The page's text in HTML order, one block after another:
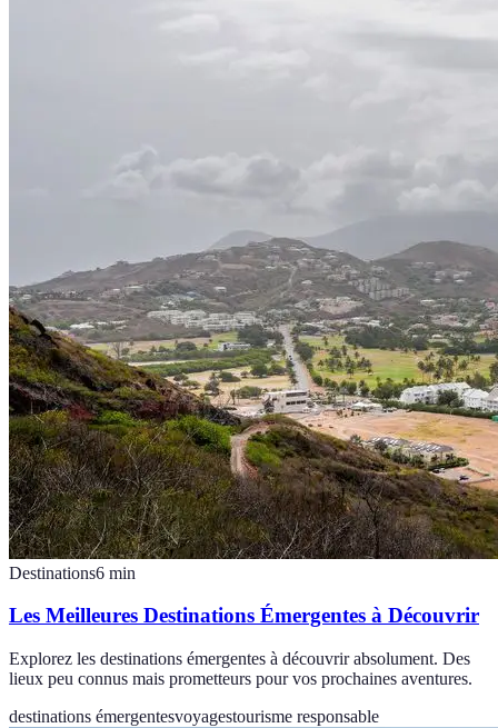
Destinations6 min
Les Meilleures Destinations Émergentes à Découvrir
Explorez les destinations émergentes à découvrir absolument. Des
lieux peu connus mais prometteurs pour vos prochaines aventures.
destinations émergentesvoyagestourisme responsable